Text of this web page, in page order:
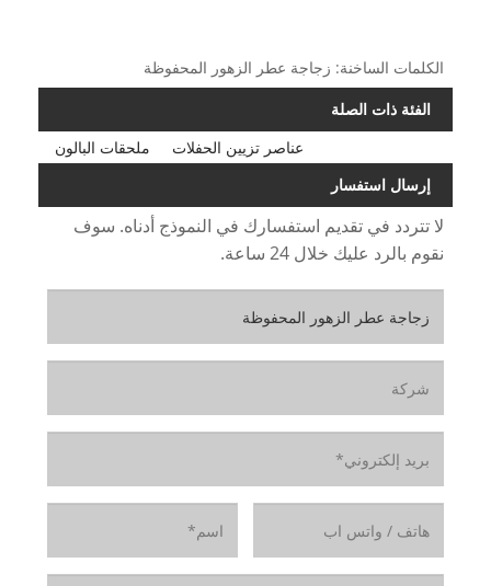
الكلمات الساخنة: زجاجة عطر الزهور المحفوظة
الفئة ذات الصلة
ملحقات البالون
عناصر تزيين الحفلات
إرسال استفسار
لا تتردد في تقديم استفسارك في النموذج أدناه. سوف
نقوم بالرد عليك خلال 24 ساعة.